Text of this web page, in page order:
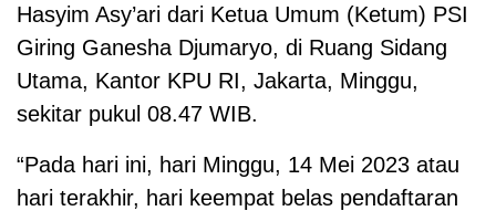
Hasyim Asy’ari dari Ketua Umum (Ketum) PSI
Giring Ganesha Djumaryo, di Ruang Sidang
Utama, Kantor KPU RI, Jakarta, Minggu,
sekitar pukul 08.47 WIB.
“Pada hari ini, hari Minggu, 14 Mei 2023 atau
hari terakhir, hari keempat belas pendaftaran